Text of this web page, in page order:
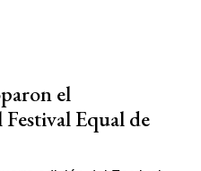
el
Equal de